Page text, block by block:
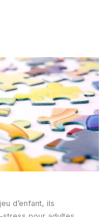
d’enfant, ils